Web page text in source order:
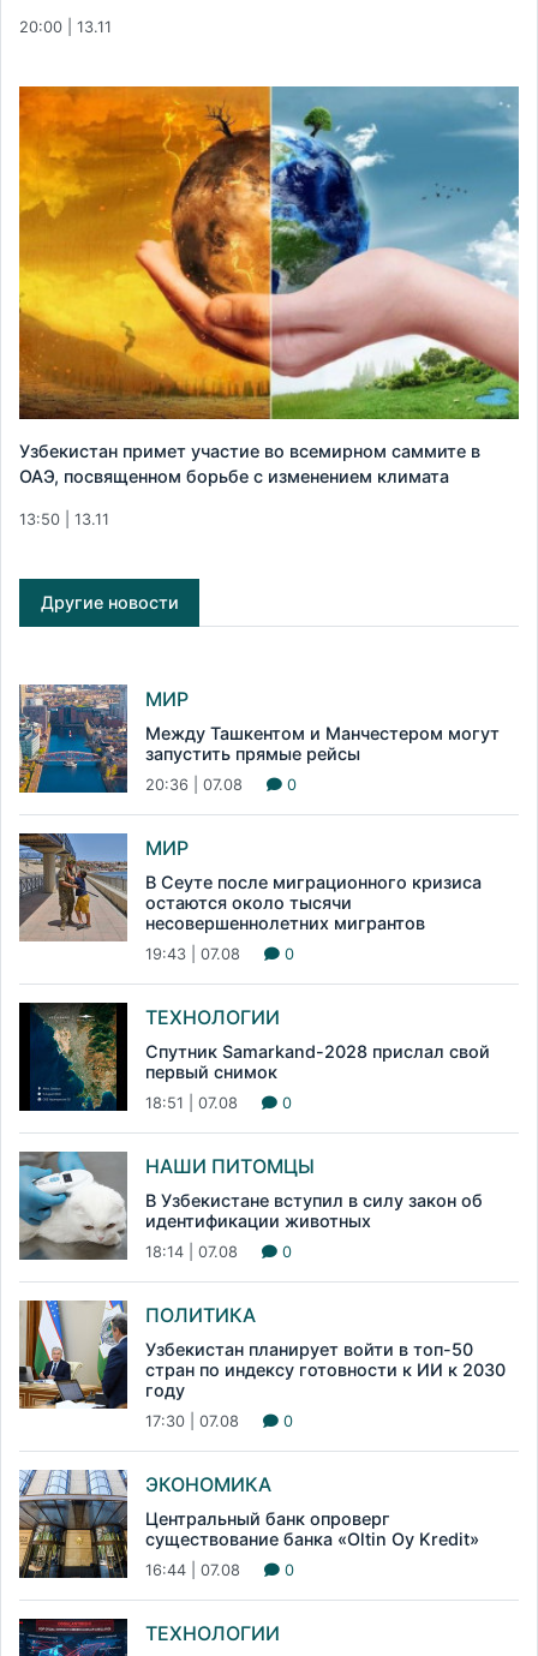
20:00 | 13.11
Узбекистан примет участие во всемирном саммите в
ОАЭ, посвященном борьбе с изменением климата
13:50 | 13.11
Другие новости
МИР
Между Ташкентом и Манчестером могут
запустить прямые рейсы
20:36 | 07.08 0
МИР
В Сеуте после миграционного кризиса
остаются около тысячи
несовершеннолетних мигрантов
19:43 | 07.08 0
ТЕХНОЛОГИИ
Спутник Samarkand-2028 прислал свой
первый снимок
18:51 | 07.08 0
НАШИ ПИТОМЦЫ
В Узбекистане вступил в силу закон об
идентификации животных
18:14 | 07.08 0
ПОЛИТИКА
Узбекистан планирует войти в топ-50
стран по индексу готовности к ИИ к 2030
году
17:30 | 07.08 0
ЭКОНОМИКА
Центральный банк опроверг
существование банка «Oltin Oy Kredit»
16:44 | 07.08 0
ТЕХНОЛОГИИ